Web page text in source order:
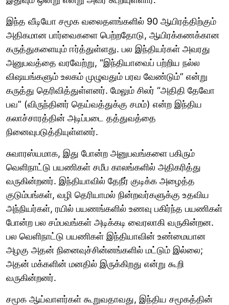
இந்த வீடியோ சமூக வலைதளங்களில் 90 ஆயிரத்திற்கும்
அதிகமான பார்வைகளை பெற்றதோடு, ஆயிரக்கணக்கான
கருத்துகளையும் ஈர்த்துள்ளது. பல இந்தியர்கள் அவரது
அனுபவத்தை வரவேற்று, “இந்தியாவைப் பற்றிய நல்ல
விஷயங்களும் உலகம் முழுவதும் பரவ வேண்டும்” என்று
கருத்து தெரிவித்துள்ளனர். மேலும் சிலர் “அதிதி தேவோ
பவ” (விருந்தினர் தெய்வத்துக்கு சமம்) என்ற இந்திய
கலாச்சாரத்தின் அடிப்படை தத்துவத்தை
நினைவுபடுத்தியுள்ளனர்.
சுவாரஸ்யமாக, இது போன்ற அனுபவங்களை பகிரும்
வெளிநாட்டு பயணிகள் சமீப காலங்களில் அதிகரித்து
வருகின்றனர். இந்தியாவில் தேநீர் குடிக்க அழைத்த
குடும்பங்கள், வழி தெரியாமல் நின்றவர்களுக்கு உதவிய
அந்நியர்கள், ரயில் பயணங்களில் உணவு பகிர்ந்த பயணிகள்
போன்ற பல சம்பவங்கள் அடிக்கடி வைரலாகி வருகின்றன.
பல வெளிநாட்டு பயணிகள் இந்தியாவின் உண்மையான
அழகு அதன் நினைவுச்சின்னங்களில் மட்டும் இல்லை;
அதன் மக்களின் மனதில் இருக்கிறது என்று கூறி
வருகின்றனர்.
சமூக ஆய்வாளர்கள் கூறுவதாவது, இந்திய சமூகத்தின்